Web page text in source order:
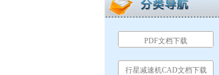
PDF文档下载
行星减速机CAD文档下载